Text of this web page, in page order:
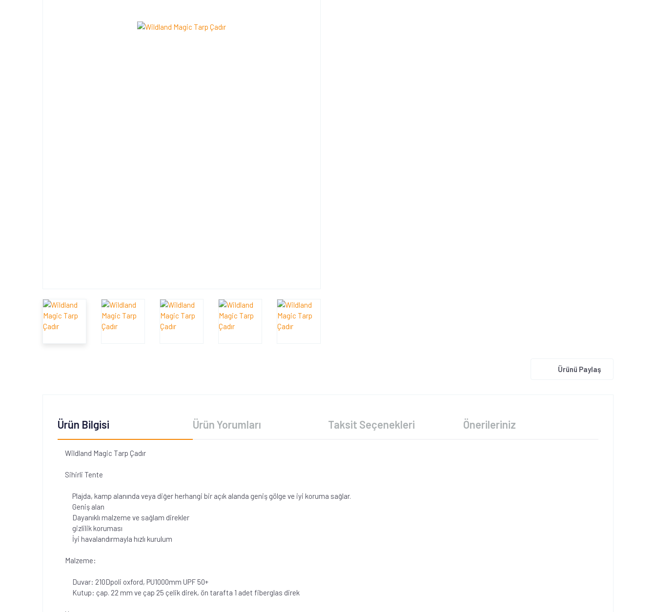
Ürünü Paylaş
Ürün Bilgisi
Wildland Magic Tarp Çadır
Sihirli Tente
Plajda, kamp alanında veya diğer herhangi bir açık alanda geniş gölge ve iyi koruma sağlar.
Geniş alan
Dayanıklı malzeme ve sağlam direkler
gizlilik koruması
İyi havalandırmayla hızlı kurulum
Malzeme:
Duvar: 210Dpoli oxford, PU1000mm UPF 50+
Kutup: çap. 22 mm ve çap 25 çelik direk, ön tarafta 1 adet fiberglas direk
Ürün Yorumları Taksit Seçenekleri Önerileriniz